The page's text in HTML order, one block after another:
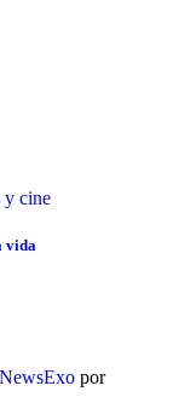
y cine
vida
NewsExo por